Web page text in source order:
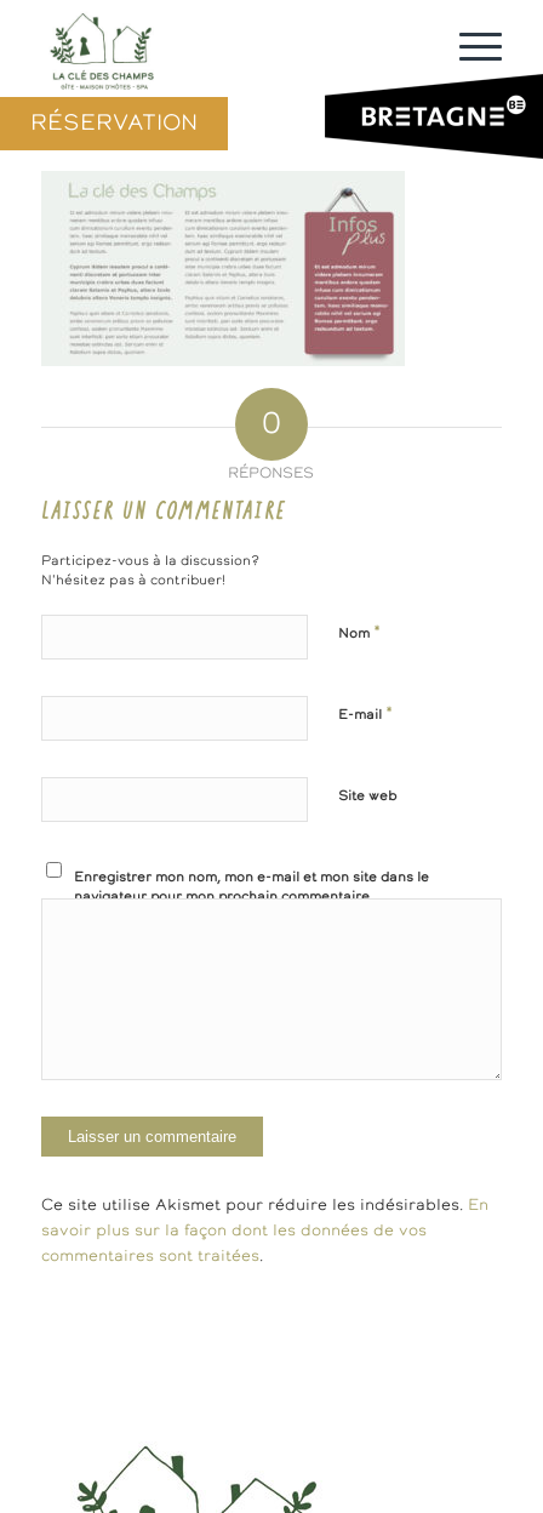
RÉSERVATION
0
RÉPONSES
LAISSER UN COMMENTAIRE
Participez-vous à la discussion?
N'hésitez pas à contribuer!
Nom *
E-mail *
Site web
Enregistrer mon nom, mon e-mail et mon site dans le
navigateur pour mon prochain commentaire.
Ce site utilise Akismet pour réduire les indésirables. En
savoir plus sur la façon dont les données de vos
commentaires sont traitées.